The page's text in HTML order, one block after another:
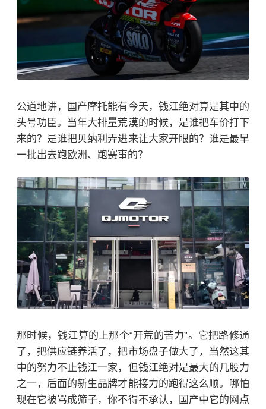
公道地讲，国产摩托能有今天，钱江绝对算是其中的
头号功臣。当年大排量荒漠的时候，是谁把车价打下
来的？是谁把贝纳利弄进来让大家开眼的？谁是最早
一批出去跑欧洲、跑赛事的？
那时候，钱江算的上那个“开荒的苦力”。它把路修通
了，把供应链养活了，把市场盘子做大了，当然这其
中的努力不止钱江一家，但钱江绝对是最大的几股力
之一，后面的新生品牌才能接力的跑得这么顺。哪怕
现在它被骂成筛子，你不得不承认，国产中它的网点